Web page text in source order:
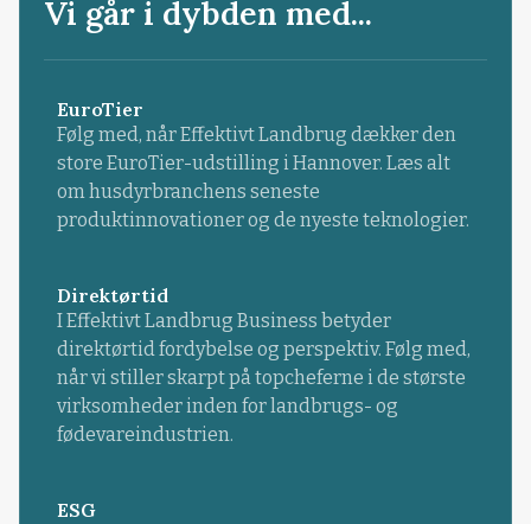
Vi går i dybden med...
EuroTier
Følg med, når Effektivt Landbrug dækker den
store EuroTier-udstilling i Hannover. Læs alt
om husdyrbranchens seneste
produktinnovationer og de nyeste teknologier.
Direktørtid
I Effektivt Landbrug Business betyder
direktørtid fordybelse og perspektiv. Følg med,
når vi stiller skarpt på topcheferne i de største
virksomheder inden for landbrugs- og
fødevareindustrien.
ESG